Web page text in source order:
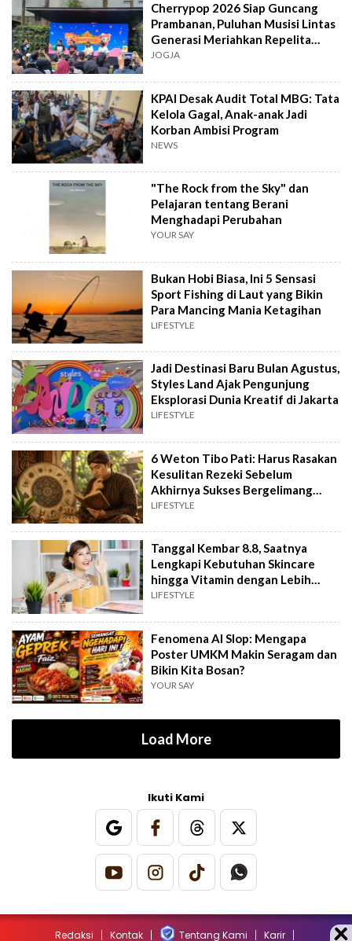
Cherrypop 2026 Siap Guncang
Prambanan, Puluhan Musisi Lintas
Generasi Meriahkan Repelita
Musik
JOGJA
KPAI Desak Audit Total MBG: Tata
Kelola Gagal, Anak-anak Jadi
Korban Ambisi Program
NEWS
"The Rock from the Sky" dan
Pelajaran tentang Berani
Menghadapi Perubahan
YOUR SAY
Bukan Hobi Biasa, Ini 5 Sensasi
Sport Fishing di Laut yang Bikin
Para Mancing Mania Ketagihan
LIFESTYLE
Jadi Destinasi Baru Bulan Agustus,
Styles Land Ajak Pengunjung
Eksplorasi Dunia Kreatif di Jakarta
LIFESTYLE
6 Weton Tibo Pati: Harus Rasakan
Kesulitan Rezeki Sebelum
Akhirnya Sukses Bergelimang
Harta
LIFESTYLE
Tanggal Kembar 8.8, Saatnya
Lengkapi Kebutuhan Skincare
hingga Vitamin dengan Lebih
Hemat
LIFESTYLE
Fenomena AI Slop: Mengapa
Poster UMKM Makin Seragam dan
Bikin Kita Bosan?
YOUR SAY
Load More
Ikuti Kami
Redaksi Kontak Tentang Kami Karir